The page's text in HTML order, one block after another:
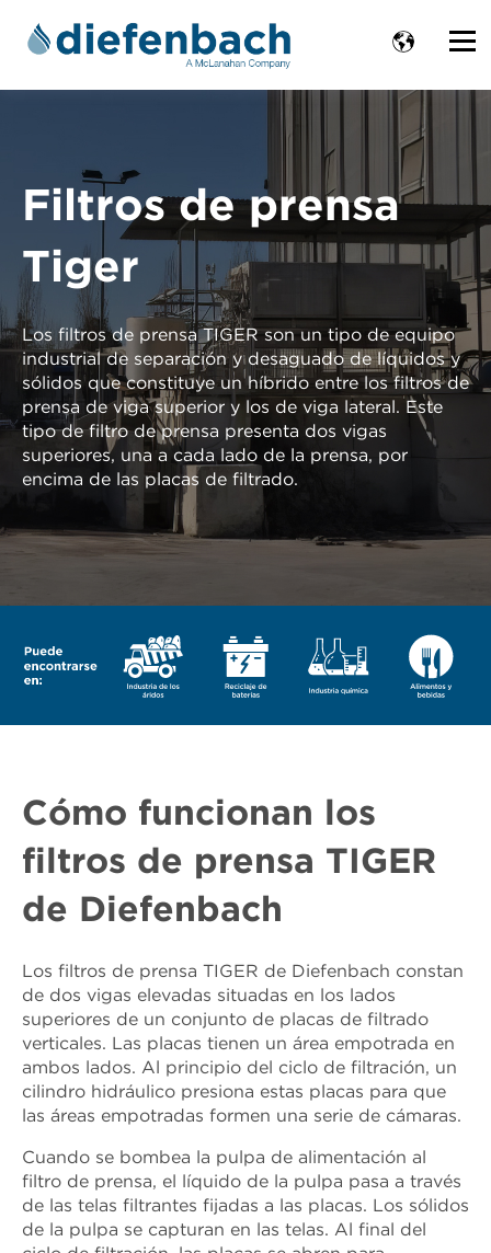
Filtros de prensa
Tiger
Los filtros de prensa TIGER son un tipo de equipo
industrial de separación y desaguado de líquidos y
sólidos que constituye un híbrido entre los filtros de
prensa de viga superior y los de viga lateral. Este
tipo de filtro de prensa presenta dos vigas
superiores, una a cada lado de la prensa, por
encima de las placas de filtrado.
Cómo funcionan los
filtros de prensa TIGER
de Diefenbach
Los filtros de prensa TIGER de Diefenbach constan
de dos vigas elevadas situadas en los lados
superiores de un conjunto de placas de filtrado
verticales. Las placas tienen un área empotrada en
ambos lados. Al principio del ciclo de filtración, un
cilindro hidráulico presiona estas placas para que
las áreas empotradas formen una serie de cámaras.
Cuando se bombea la pulpa de alimentación al
filtro de prensa, el líquido de la pulpa pasa a través
de las telas filtrantes fijadas a las placas. Los sólidos
de la pulpa se capturan en las telas. Al final del